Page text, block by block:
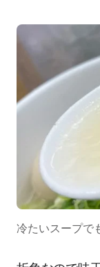
冷たいスープで